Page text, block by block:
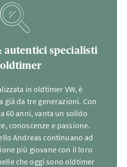
autentici specialisti
in oldtimer VW, è
già da tre generazioni. Con
60 anni, vanta un solido
conoscenze e passione.
Andreas continuano ad
più giovane con il loro
che oggi sono oldtimer